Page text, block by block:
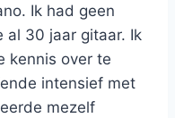
Ik had geen
al 30 jaar gitaar. Ik
kennis over te
intensief met
mezelf